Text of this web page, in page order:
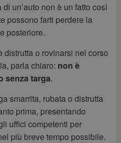
un’auto non è un fatto così
possono farti perdere la
posteriore.
distrutta o rovinarsi nel corso
parla chiaro: non è
senza targa.
smarrita, rubata o distrutta
prima, presentando
uffici competenti per
più breve tempo possibile.